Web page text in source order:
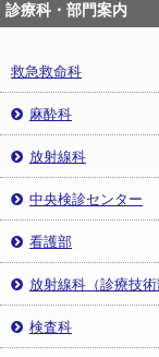
診療科・部門案内
救急救命科
麻酔科
放射線科
中央検診センター
看護部
放射線科（診療技術
検査科